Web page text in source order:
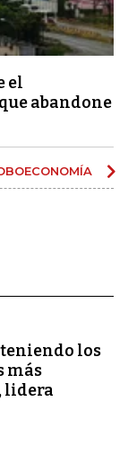
el
abandone
los
más
lidera